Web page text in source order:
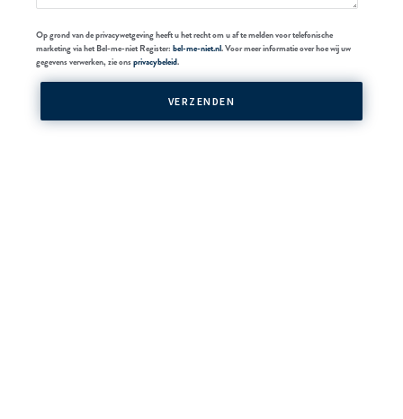
Op grond van de privacywetgeving heeft u het recht om u af te melden voor telefonische
marketing via het Bel-me-niet Register: bel-me-niet.nl. Voor meer informatie over hoe wij uw
gegevens verwerken, zie onsprivacybeleid.